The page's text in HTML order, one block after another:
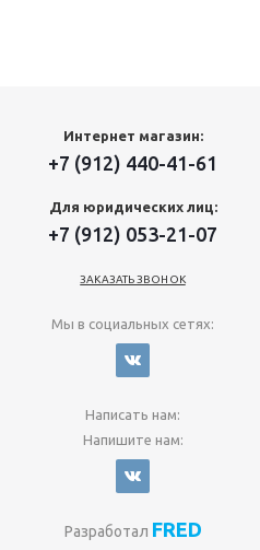
Интернет магазин:
+7 (912) 440-41-61
Для юридических лиц:
+7 (912) 053-21-07
ЗАКАЗАТЬ ЗВОНОК
Мы в социальных сетях:
Написать нам:
Напишите нам:
Разработал FRED